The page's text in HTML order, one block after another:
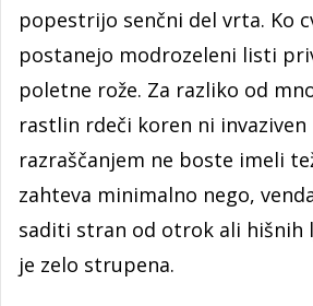
popestrijo senčni del vrta. Ko
postanejo modrozeleni listi
poletne rože. Za razliko od
rastlin rdeči koren ni invaziven
razraščanjem ne boste imeli
zahteva minimalno nego,
saditi stran od otrok ali hišnih
je zelo strupena.